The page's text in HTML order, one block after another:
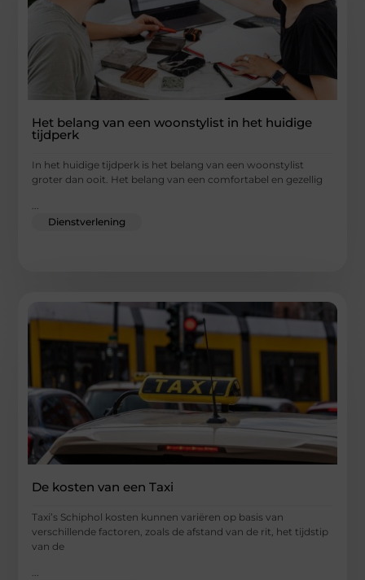
Het belang van een woonstylist in het huidige
tijdperk
In het huidige tijdperk is het belang van een woonstylist
groter dan ooit. Het belang van een comfortabel en gezellig
...
Dienstverlening
De kosten van een Taxi
Taxi’s Schiphol kosten kunnen variëren op basis van
verschillende factoren, zoals de afstand van de rit, het tijdstip
van de
...